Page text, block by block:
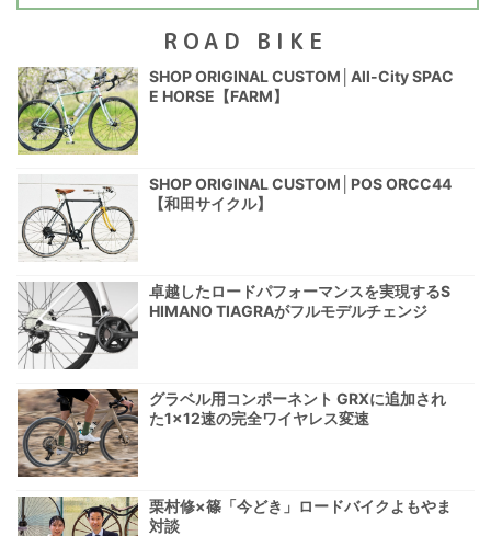
ROAD BIKE
SHOP ORIGINAL CUSTOM│All-City SPAC
E HORSE【FARM】
SHOP ORIGINAL CUSTOM│POS ORCC44
【和田サイクル】
卓越したロードパフォーマンスを実現するS
HIMANO TIAGRAがフルモデルチェンジ
グラベル用コンポーネント GRXに追加され
た1×12速の完全ワイヤレス変速
栗村修×篠「今どき」ロードバイクよもやま
対談